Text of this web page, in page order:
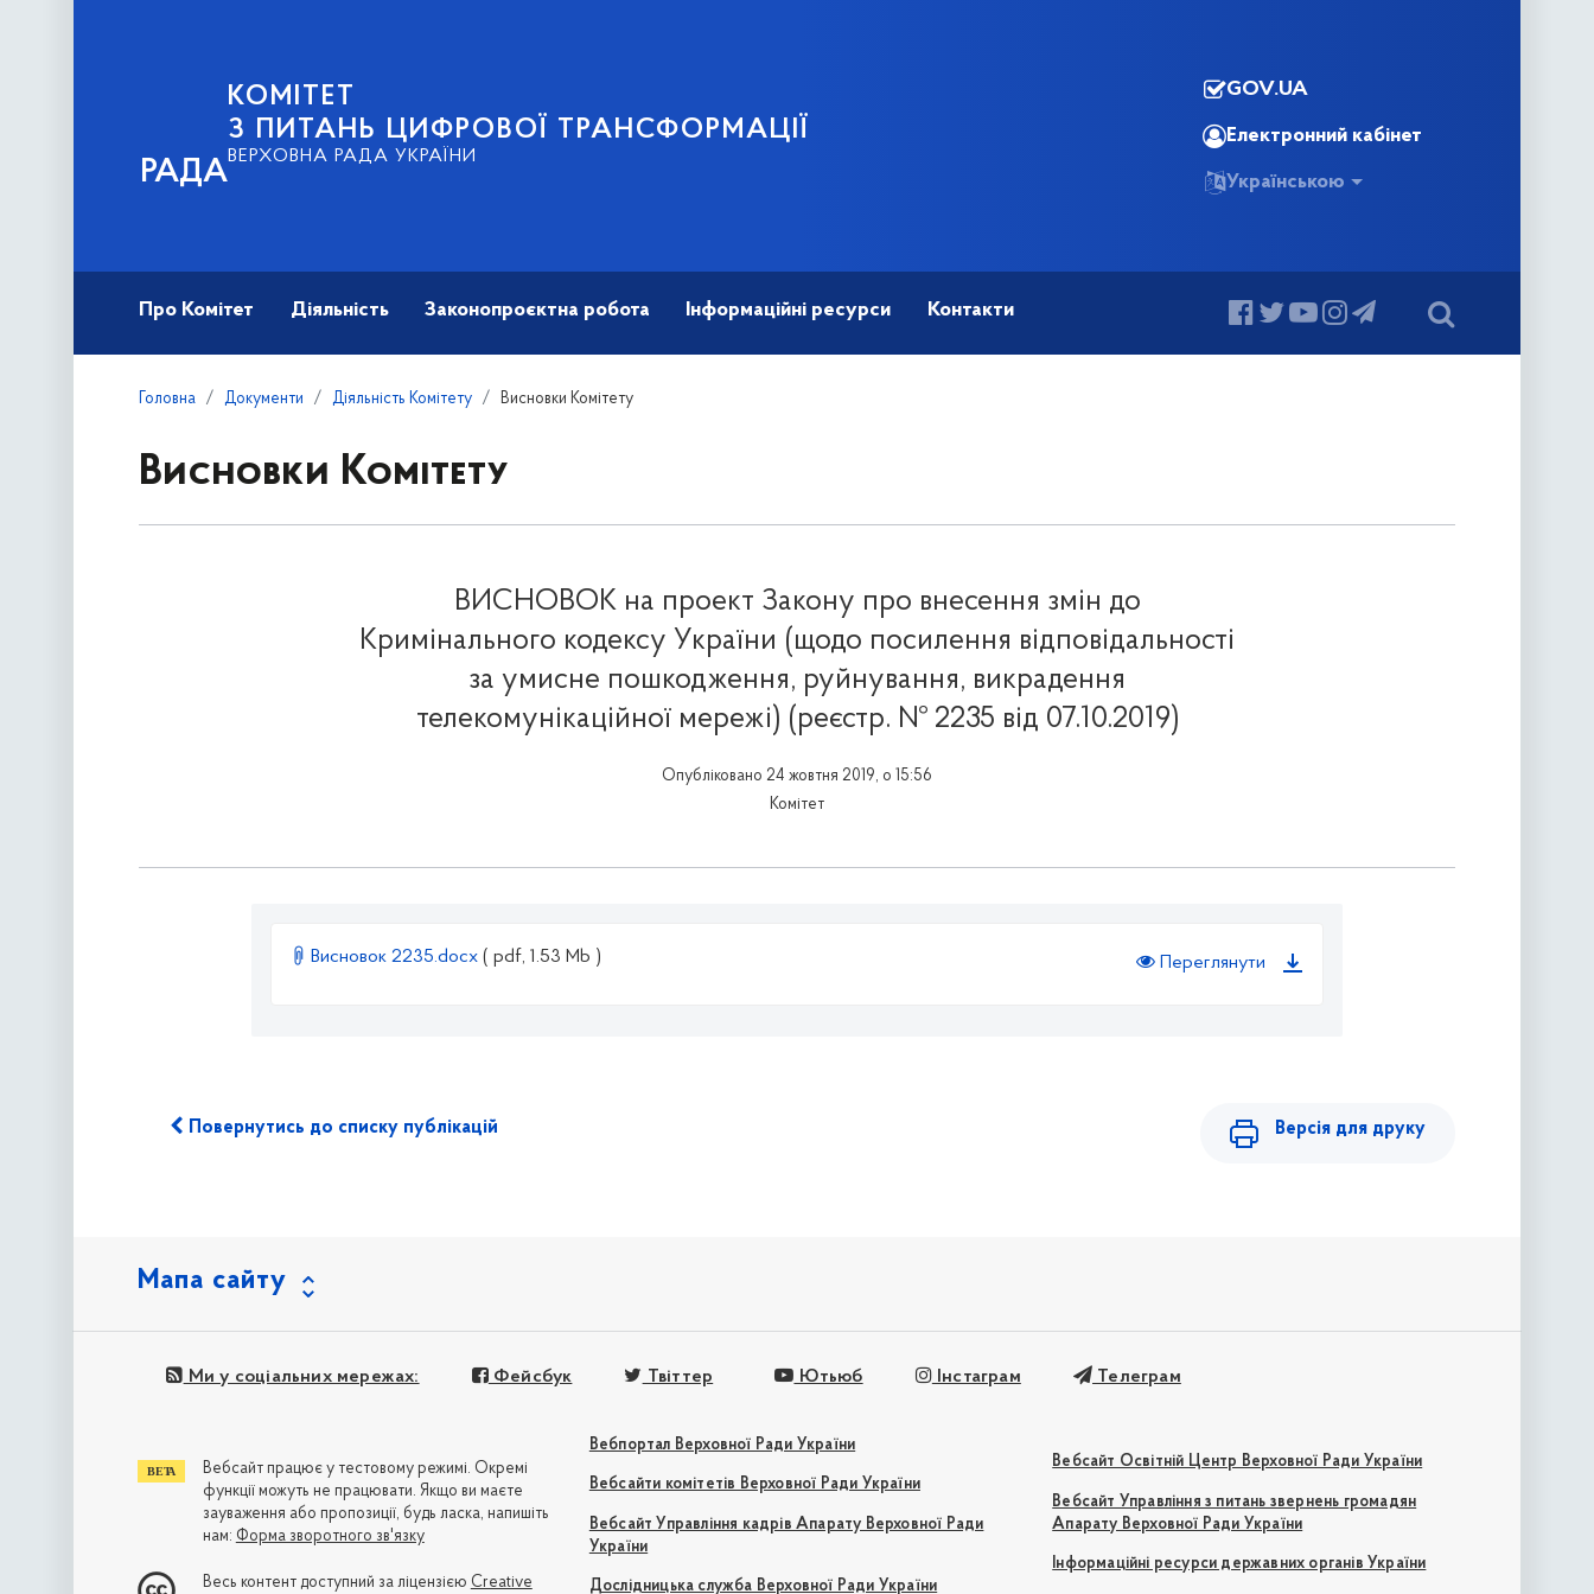
РАДА
КОМІТЕТ
З ПИТАНЬ ЦИФРОВОЇ ТРАНСФОРМАЦІЇ
ВЕРХОВНА РАДА УКРАЇНИ
GOV.UA
Електронний кабінет
Українською
Про Комітет Діяльність Законопроєктна робота Інформаційні ресурси Контакти
Головна Документи Діяльність Комітету Висновки Комітету
Висновки Комітету
ВИСНОВОК на проект Закону про внесення змін до
Кримінального кодексу України (щодо посилення відповідальності
за умисне пошкодження, руйнування, викрадення
телекомунікаційної мережі) (реєстр. № 2235 від 07.10.2019)
Опубліковано 24 жовтня 2019, о 15:56
Комітет
Висновок 2235.docx ( pdf, 1.53 Mb ) Переглянути
Повернутись до списку публікацій Версія для друку
Мапа сайту
Ми у соціальних мережах: Фейсбук Твіттер Ютьюб Інстаграм Телеграм
Вебпортал Верховної Ради України
Вебсайти комітетів Верховної Ради України
Вебсайт Управління кадрів Апарату Верховної Ради
України
Дослідницька служба Верховної Ради України
Вебсайт Освітній Центр Верховної Ради України
Вебсайт Управління з питань звернень громадян
Апарату Верховної Ради України
Інформаційні ресурси державних органів України
Вебсайт працює у тестовому режимі. Окремі
функції можуть не працювати. Якщо ви маєте
зауваження або пропозиції, будь ласка, напишіть
нам: Форма зворотного зв'язку
Весь контент доступний за ліцензією Creative